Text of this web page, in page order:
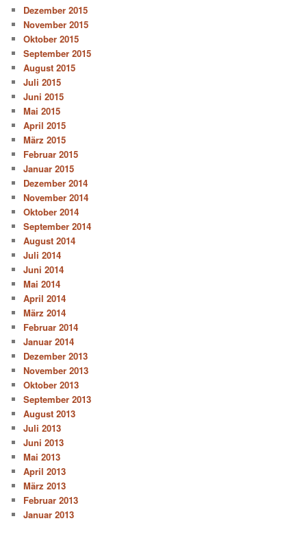
Dezember 2015
November 2015
Oktober 2015
September 2015
August 2015
Juli 2015
Juni 2015
Mai 2015
April 2015
März 2015
Februar 2015
Januar 2015
Dezember 2014
November 2014
Oktober 2014
September 2014
August 2014
Juli 2014
Juni 2014
Mai 2014
April 2014
März 2014
Februar 2014
Januar 2014
Dezember 2013
November 2013
Oktober 2013
September 2013
August 2013
Juli 2013
Juni 2013
Mai 2013
April 2013
März 2013
Februar 2013
Januar 2013